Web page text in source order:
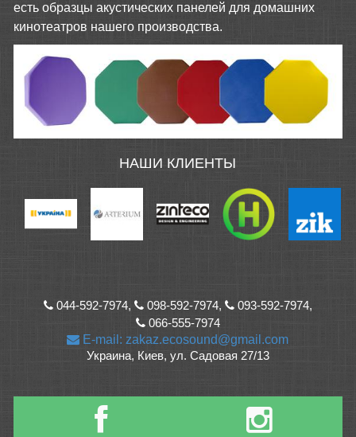
есть образцы акустических панелей для домашних
кинотеатров нашего производства.
НАШИ КЛИЕНТЫ
044-592-7974, 098-592-7974,
093-592-7974,
066-555-7974
E-mail: zakaz.ecosound@gmail.com
Украина, Киев, ул. Садовая 27/13